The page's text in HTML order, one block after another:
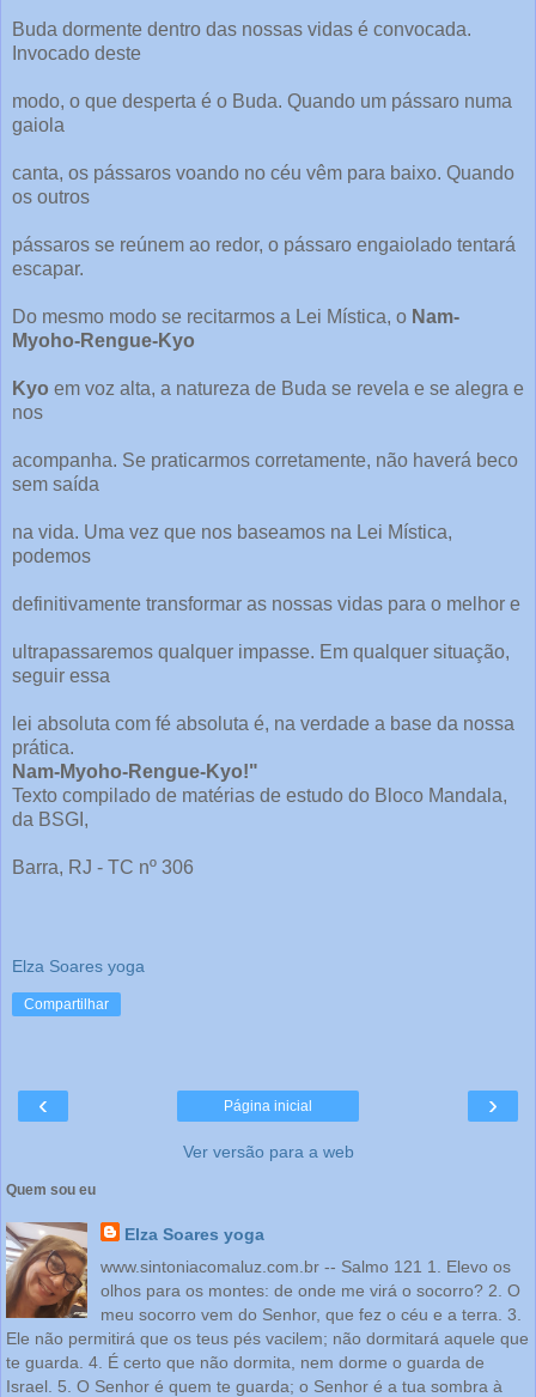
Buda dormente dentro das nossas vidas é convocada.
Invocado deste
modo, o que desperta é o Buda. Quando um pássaro numa
gaiola
canta, os pássaros voando no céu vêm para baixo. Quando
os outros
pássaros se reúnem ao redor, o pássaro engaiolado tentará
escapar.
Do mesmo modo se recitarmos a Lei Mística, o Nam-
Myoho-Rengue-Kyo
Kyo em voz alta, a natureza de Buda se revela e se alegra e
nos
acompanha. Se praticarmos corretamente, não haverá beco
sem saída
na vida. Uma vez que nos baseamos na Lei Mística,
podemos
definitivamente transformar as nossas vidas para o melhor e
ultrapassaremos qualquer impasse. Em qualquer situação,
seguir essa
lei absoluta com fé absoluta é, na verdade a base da nossa
prática.
Nam-Myoho-Rengue-Kyo!"
Texto compilado de matérias de estudo do Bloco Mandala,
da BSGI,
Barra, RJ - TC nº 306
Elza Soares yoga
Compartilhar
‹ ›
Página inicial
Ver versão para a web
Quem sou eu
Elza Soares yoga
www.sintoniacomaluz.com.br -- Salmo 121 1. Elevo os
olhos para os montes: de onde me virá o socorro? 2. O
meu socorro vem do Senhor, que fez o céu e a terra. 3.
Ele não permitirá que os teus pés vacilem; não dormitará aquele que
te guarda. 4. É certo que não dormita, nem dorme o guarda de
Israel. 5. O Senhor é quem te guarda; o Senhor é a tua sombra à